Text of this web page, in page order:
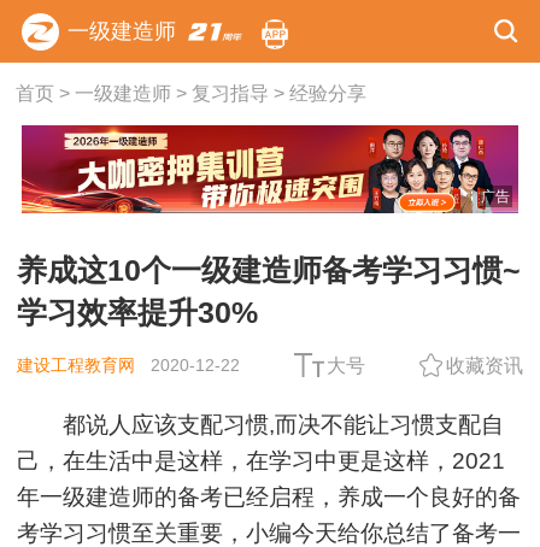
一级建造师
首页> 一级建造师> 复习指导 > 经验分享
广告
养成这10个一级建造师备考学习习惯~
学习效率提升30%
建设工程教育网 2020-12-22 大号 收藏资讯
都说人应该支配习惯,而决不能让习惯支配自
己，在生活中是这样，在学习中更是这样，2021
年一级建造师的备考已经启程，养成一个良好的备
考学习习惯至关重要，小编今天给你总结了备考一